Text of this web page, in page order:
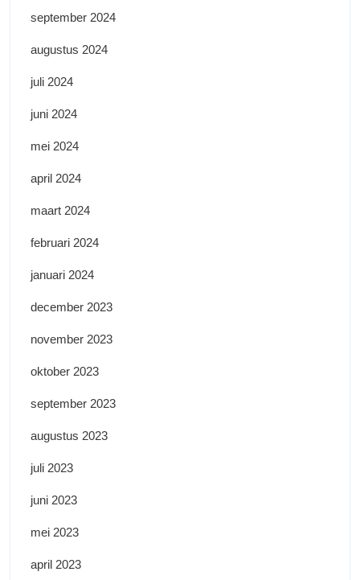
september 2024
augustus 2024
juli 2024
juni 2024
mei 2024
april 2024
maart 2024
februari 2024
januari 2024
december 2023
november 2023
oktober 2023
september 2023
augustus 2023
juli 2023
juni 2023
mei 2023
april 2023